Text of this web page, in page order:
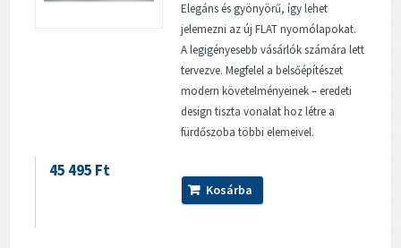
Elegáns és gyönyörű, így lehet
jelemezni az új FLAT nyomólapokat.
A legigényesebb vásárlók számára lett
tervezve. Megfelel a belsőépítészet
modern követelményeinek – eredeti
design tiszta vonalat hoz létre a
fürdőszoba többi elemeivel.
45 495 Ft
Kosárba